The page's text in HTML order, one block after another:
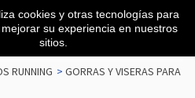
RUNNING > GORRAS Y VISERAS PARA
cookies y otras tecnologías para
su experiencia en nuestros
sitios.